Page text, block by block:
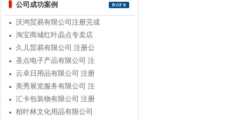
公司成功案例
沃鸿贸易有限公司注册完成
淘宝商城红叶晶点专卖店
久儿贸易有限公司 注册公
圣点电子产品有限公司 注
云卓日用品有限公司 注册
美秀展览服务有限公司 注
汇卡包装物有限公司 注册
柏叶林文化用品有限公司